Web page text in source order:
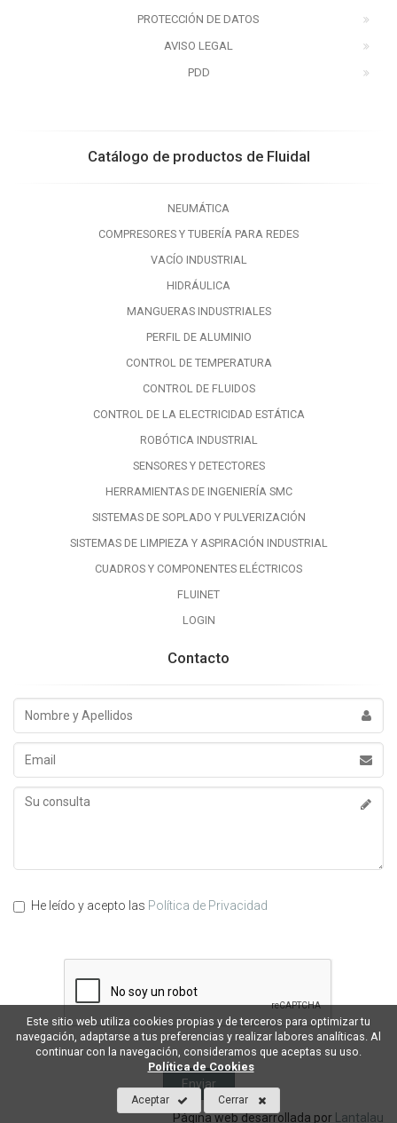
PROTECCIÓN DE DATOS
AVISO LEGAL
PDD
Catálogo de productos de Fluidal
NEUMÁTICA
COMPRESORES Y TUBERÍA PARA REDES
VACÍO INDUSTRIAL
HIDRÁULICA
MANGUERAS INDUSTRIALES
PERFIL DE ALUMINIO
CONTROL DE TEMPERATURA
CONTROL DE FLUIDOS
CONTROL DE LA ELECTRICIDAD ESTÁTICA
ROBÓTICA INDUSTRIAL
SENSORES Y DETECTORES
HERRAMIENTAS DE INGENIERÍA SMC
SISTEMAS DE SOPLADO Y PULVERIZACIÓN
SISTEMAS DE LIMPIEZA Y ASPIRACIÓN INDUSTRIAL
CUADROS Y COMPONENTES ELÉCTRICOS
FLUINET
LOGIN
Contacto
Apellidos
Su
He leído y acepto las Política de Privacidad
Página web desarrollada por Lantalau
Este sitio web utiliza cookies propias y de terceros para optimizar tu
navegación, adaptarse a tus preferencias y realizar labores analíticas. Al
continuar con la navegación, consideramos que aceptas su uso.
Política de Cookies
Aceptar Cerrar